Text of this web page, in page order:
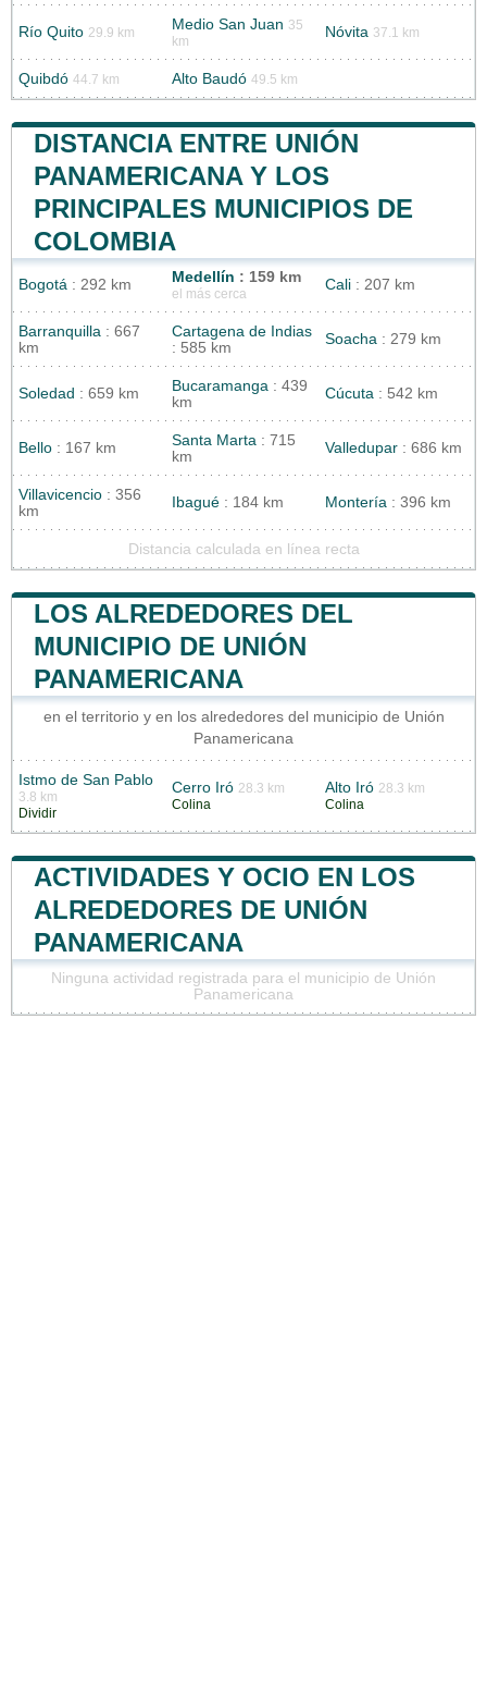
Río Quito 29.9 km Medio San Juan 35
km
Nóvita 37.1 km
Quibdó 44.7 km Alto Baudó 49.5 km
DISTANCIA ENTRE UNIÓN
PANAMERICANA Y LOS
PRINCIPALES MUNICIPIOS DE
COLOMBIA
Bogotá : 292 km Medellín : 159 km
el más cerca
Cali : 207 km
Barranquilla : 667
km
Cartagena de Indias
: 585 km
Soacha : 279 km
Soledad : 659 km Bucaramanga : 439
km
Cúcuta : 542 km
Bello : 167 km Santa Marta : 715
km
Valledupar : 686 km
Villavicencio : 356
km
Ibagué : 184 km Montería : 396 km
Distancia calculada en línea recta
LOS ALREDEDORES DEL
MUNICIPIO DE UNIÓN
PANAMERICANA
en el territorio y en los alrededores del municipio de Unión
Panamericana
Istmo de San Pablo
3.8 km
Dividir
Cerro Iró 28.3 km
Colina
Alto Iró 28.3 km
Colina
ACTIVIDADES Y OCIO EN LOS
ALREDEDORES DE UNIÓN
PANAMERICANA
Ninguna actividad registrada para el municipio de Unión
Panamericana